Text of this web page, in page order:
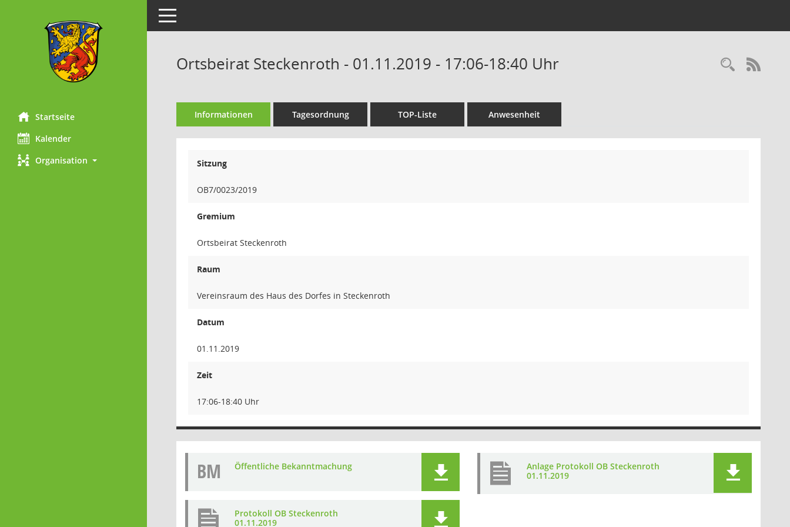
Startseite
Kalender
Organisation
Toggle navigation
Ortsbeirat Steckenroth - 01.11.2019 - 17:06-18:40 Uhr
Informationen Tagesordnung TOP-Liste Anwesenheit
Sitzung
OB7/0023/2019
Gremium
Ortsbeirat Steckenroth
Raum
Vereinsraum des Haus des Dorfes in Steckenroth
Datum
01.11.2019
Zeit
17:06-18:40 Uhr
BM Öffentliche Bekanntmachung
Anlage Protokoll OB Steckenroth
01.11.2019
Protokoll OB Steckenroth
01.11.2019